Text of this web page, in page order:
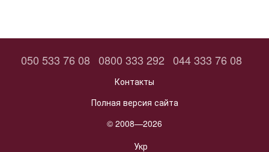
050 533 76 08 0800 333 292 044 333 76 08
Контакты
Полная версия сайта
© 2008—2026
Укр